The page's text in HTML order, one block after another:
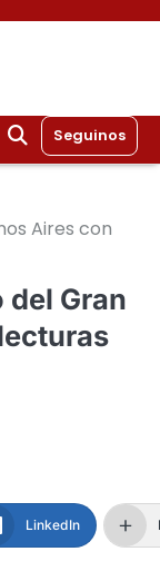
Seguinos
Aires con
del Gran
LinkedIn